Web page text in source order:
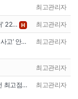
최고관리자
' 22… H 최고관리자
고’ 안… 최고관리자
최고관리자
최고점… 최고관리자